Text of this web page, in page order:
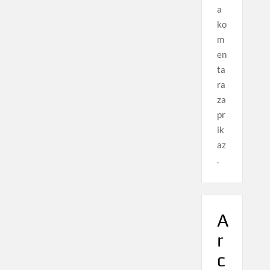
a
ko
m
en
ta
ra
za
pr
ik
az
.
A
r
c